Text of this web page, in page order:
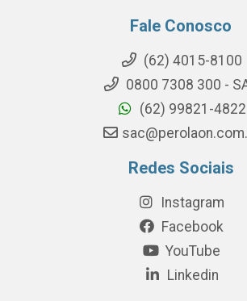
Fale Conosco
(62) 4015-8100
0800 7308 300 -
(62) 99821-4822
Redes Sociais
Instagram
Facebook
YouTube
Linkedin